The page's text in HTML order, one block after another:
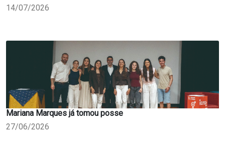
14/07/2026
Mariana Marques já tomou posse
27/06/2026